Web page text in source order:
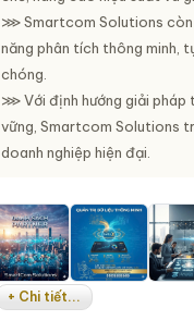
⋙ Smartcom Solutions còn
năng phân tích thông minh,
chóng.
⋙ Với định hướng giải pháp
vững, Smartcom Solutions
doanh nghiệp hiện đại.
+ Chi tiết...